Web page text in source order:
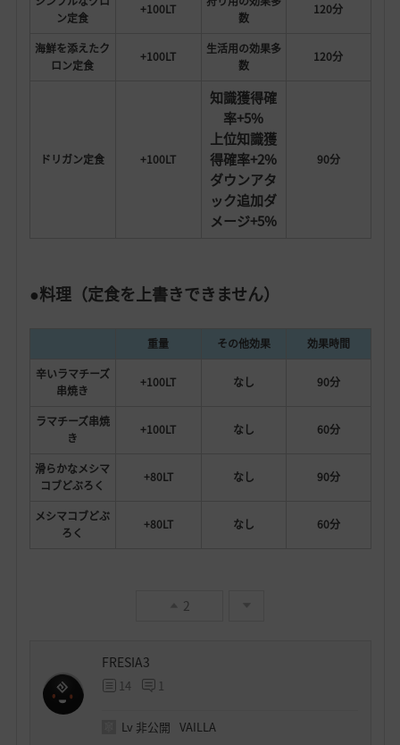
ン定食
+100LT
数
120分
海鮮を添えたク
ロン定食
+100LT
生活用の効果多
数
120分
ドリガン定食 +100LT
知識獲得確
率+5%
上位知識獲
得確率+2%
ダウンアタ
ック追加ダ
メージ+5%
90分
●料理（定食を上書きできません）
重量 その他効果
効果時間
辛いラマチーズ
串焼き
+100LT なし 90分
ラマチーズ串焼
き
+100LT なし 60分
滑らかなメシマ
コブどぶろく
+80LT なし 90分
メシマコブどぶ
ろく
+80LT なし 60分
2
FRESIA3
14 1
Lv 非公開 VAILLA